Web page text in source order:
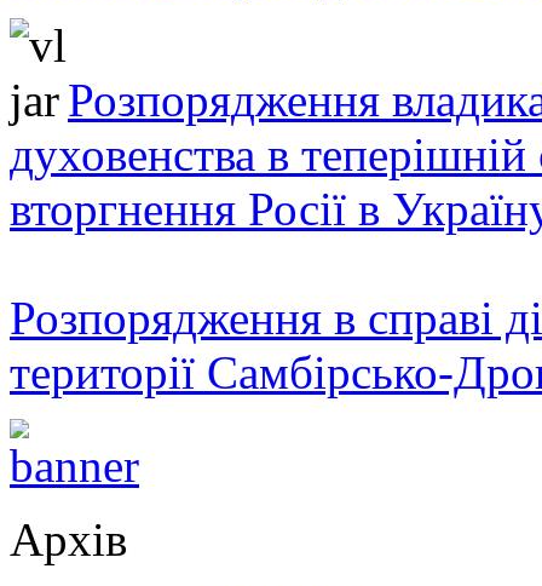
Розпорядження
духовенства в теперішній
вторгнення Росії в
Розпорядження в справі
території Самбірсько-
Архів